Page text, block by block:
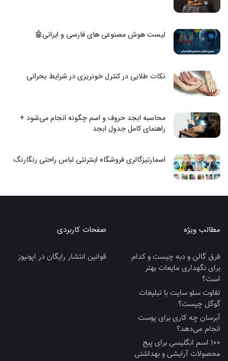
لیست هوش مصنوعی های فارسی و ایرانی🤖
نکات طلایی در کنترل خونریزی در شرایط بحرانی
محاسبه ابجد حروف و اسم چگونه انجام می‌شود +
راهنمای کامل جدول ابجد
اسمارتیزگالری فروشگاه اینترنتی لباس راحتی رنگارنگ
مطالب ویژه
فرق گالن و دبه چیست و کدام
برای نگهداری مایعات بهتر
است؟
تفاوت سئو سایت با تبلیغات
گوگل چیست؟
آبرسان چه کاری برای پوست
انجام می‌دهد؟
100 اسم انگلیسی برای پیج
محصولات آرایشی و بهداشتی
صفحات کاربردی
قوانین انتشار رایگان در اپونیوز